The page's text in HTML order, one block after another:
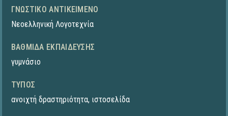
ΓΝΩΣΤΙΚΌ ΑΝΤΙΚΕΊΜΕΝΟ
Νεοελληνική Λογοτεχνία
ΒΑΘΜΊΔΑ ΕΚΠΑΊΔΕΥΣΗΣ
γυμνάσιο
ΤΎΠΟΣ
ανοιχτή δραστηριότητα, ιστοσελίδα